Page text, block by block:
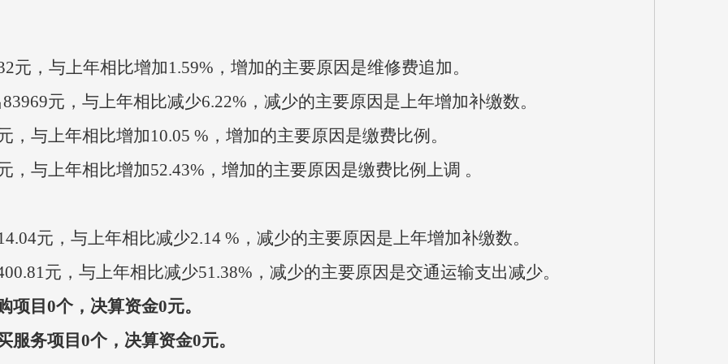
元， 与上年相比增加1.59% ， 增加的主要原因是维修费追加。
83969元，与上年相比减少6.22% ，减少的主要原因是上年增加补缴数。
，与上年相比增加10.05 % ，增加的主要原因是缴费比例。
，与上年相比增加52.43% ，增加的主要原因是缴费比例上调 。
元， 与上年相比减少2.14 % ， 减少的主要原因是上年增加补缴数。
元， 与上年相比减少51.38% ， 减少的主要原因是交通运输支出减少。
项目 0个，决算资金0元。
服务项目 0个，决算资金0元。